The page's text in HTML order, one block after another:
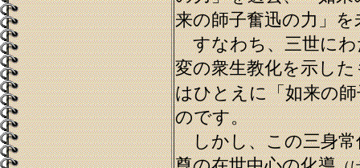
来の師子奮迅の力」
すなわち、三世にわ
変の衆生教化を示し
はひとえに「如来の
のです。
しかし、この三身常